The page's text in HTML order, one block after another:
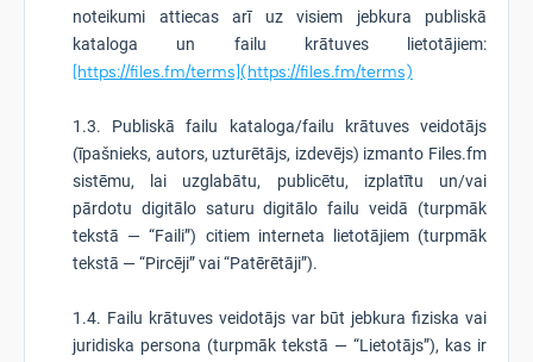
noteikumi attiecas arī uz visiem jebkura publiskā
kataloga un failu krātuves lietotājiem:
[https://files.fm/terms](https://files.fm/terms)
1.3. Publiskā failu kataloga/failu krātuves veidotājs
(īpašnieks, autors, uzturētājs, izdevējs) izmanto Files.fm
sistēmu, lai uzglabātu, publicētu, izplatītu un/vai
pārdotu digitālo saturu digitālo failu veidā (turpmāk
tekstā — “Faili”) citiem interneta lietotājiem (turpmāk
tekstā — “Pircēji” vai “Patērētāji”).
1.4. Failu krātuves veidotājs var būt jebkura fiziska vai
juridiska persona (turpmāk tekstā — “Lietotājs”), kas ir